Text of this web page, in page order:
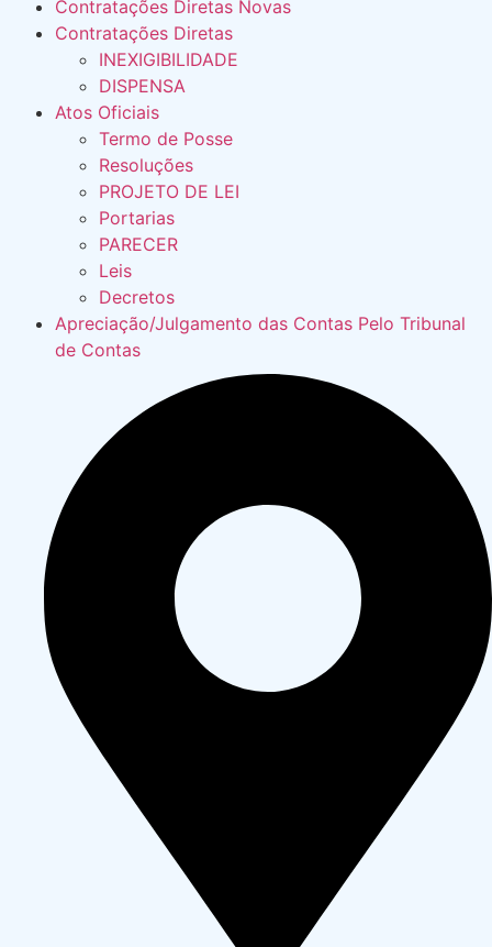
Contratações Diretas Novas
Contratações Diretas
INEXIGIBILIDADE
DISPENSA
Atos Oficiais
Termo de Posse
Resoluções
PROJETO DE LEI
Portarias
PARECER
Leis
Decretos
Apreciação/Julgamento das Contas Pelo Tribunal
de Contas